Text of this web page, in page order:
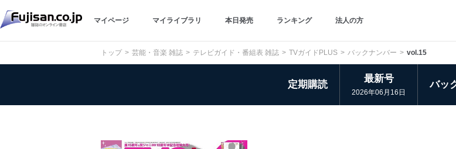
マイページ マイライブラリ 本日発売 ランキング 法人の方
トップ 芸能・音楽 雑誌 テレビガイド・番組表 雑誌 TVガイドPLUS バックナンバー vol.15
定期購読
最新号
2026年06月16日
バッ